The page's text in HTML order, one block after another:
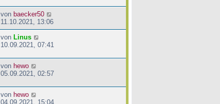
von baecker50
11.10.2021, 13:06
von Linus
10.09.2021, 07:41
von hewo
05.09.2021, 02:57
von hewo
04.09.2021, 15:04